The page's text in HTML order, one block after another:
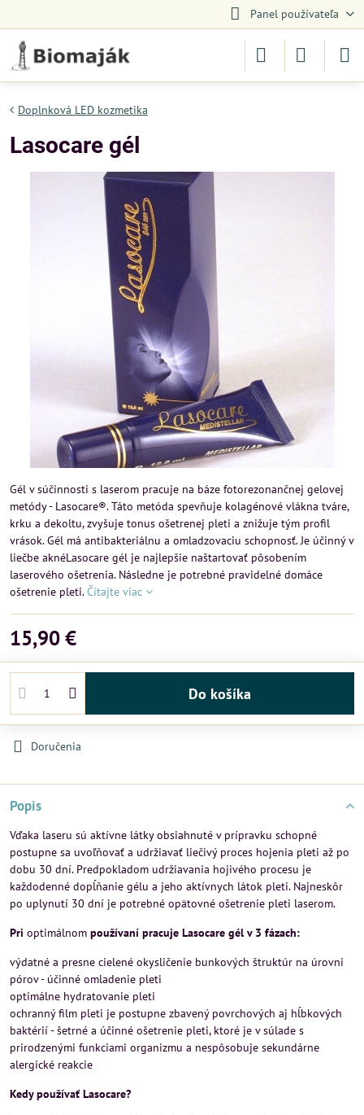
Panel používateľa
Doplnková LED kozmetika
Lasocare gél
Gél v súčinnosti s laserom pracuje na báze fotorezonančnej gelovej
metódy - Lasocare®. Táto metóda spevňuje kolagénové vlákna tváre,
krku a dekoltu, zvyšuje tonus ošetrenej pleti a znižuje tým profil
vrások. Gél má antibakteriálnu a omladzovaciu schopnosť. Je účinný v
liečbe aknéLasocare gél je najlepšie naštartovať pôsobením
laserového ošetrenia. Následne je potrebné pravidelné domáce
ošetrenie pleti.Čítajte viac
15,90 €
Do košíka
Doručenia
Popis
Vďaka laseru sú aktívne látky obsiahnuté v prípravku schopné
postupne sa uvoľňovať a udržiavať liečivý proces hojenia pleti až po
dobu 30 dní. Predpokladom udržiavania hojivého procesu je
každodenné dopĺňanie gélu a jeho aktívnych látok pleti. Najneskôr
po uplynutí 30 dní je potrebné opätovné ošetrenie pleti laserom.
Pri optimálnom používaní pracuje Lasocare gél v 3 fázach:
výdatné a presne cielené okysličenie bunkových štruktúr na úrovni
pórov - účinné omladenie pleti
optimálne hydratovanie pleti
ochranný film pleti je postupne zbavený povrchových aj hĺbkových
baktérií - šetrné a účinné ošetrenie pleti, ktoré je v súlade s
prirodzenými funkciami organizmu a nespôsobuje sekundárne
alergické reakcie
Kedy používať Lasocare?